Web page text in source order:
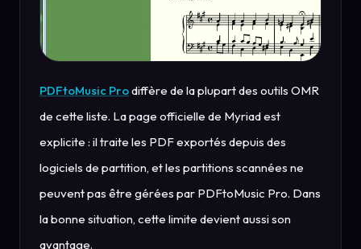
PDFtoMusic Prodiffère de la plupart des outils OMR
de cette liste. La page officielle de Myriad est
explicite : il traite les PDF exportés depuis des
logiciels de partition, et les partitions scannées ne
peuvent pas être gérées par PDFtoMusic Pro. Dans
la bonne situation, cette limite devient aussi son
avantage.